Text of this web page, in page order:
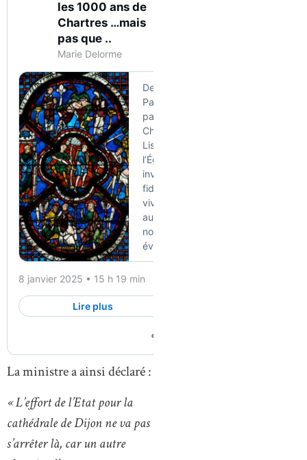
La ministre a ainsi déclaré :
« L’effort de l’Etat pour la
cathédrale de Dijon ne va pas
s’arrêter là, car un autre